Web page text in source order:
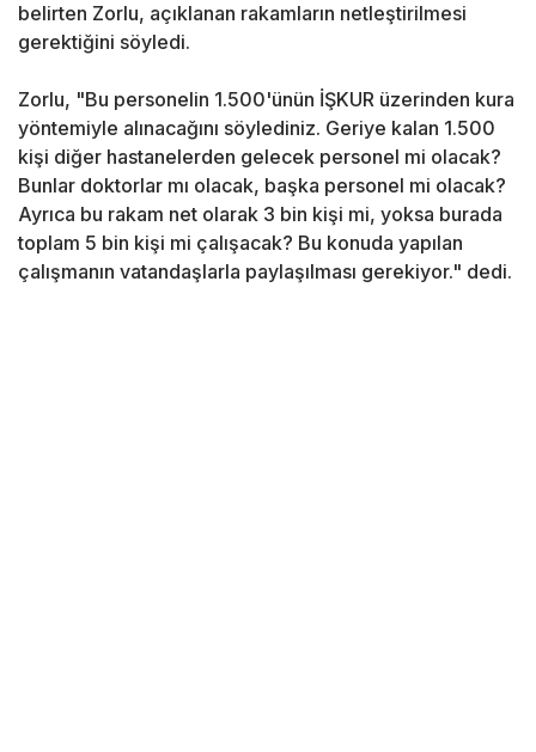
belirten Zorlu, açıklanan rakamların netleştirilmesi
gerektiğini söyledi.
Zorlu, "Bu personelin 1.500'ünün İŞKUR üzerinden kura
yöntemiyle alınacağını söylediniz. Geriye kalan 1.500
kişi diğer hastanelerden gelecek personel mi olacak?
Bunlar doktorlar mı olacak, başka personel mi olacak?
Ayrıca bu rakam net olarak 3 bin kişi mi, yoksa burada
toplam 5 bin kişi mi çalışacak? Bu konuda yapılan
çalışmanın vatandaşlarla paylaşılması gerekiyor." dedi.